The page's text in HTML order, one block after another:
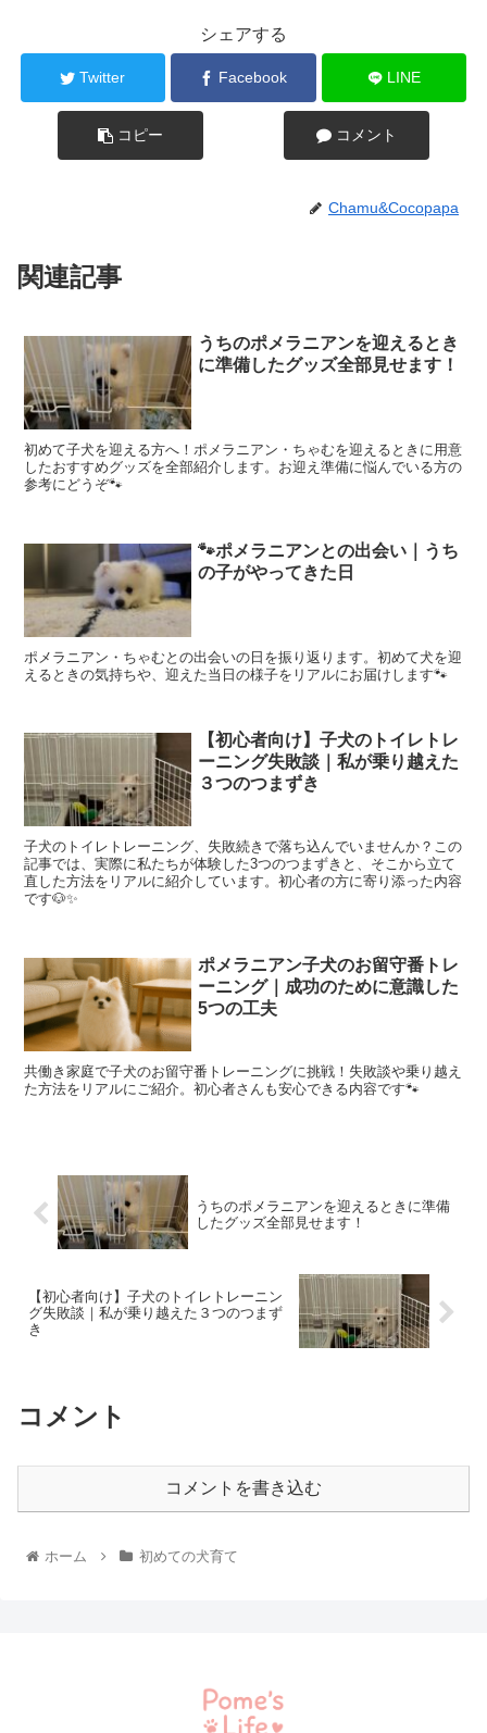
シェアする
Twitter Facebook LINE
コピー コメント
Chamu&Cocopapa
関連記事
うちのポメラニアンを迎えるとき
に準備したグッズ全部見せます！
初めて子犬を迎える方へ！ポメラニアン・ちゃむを迎えるときに用意
したおすすめグッズを全部紹介します。お迎え準備に悩んでいる方の
参考にどうぞ🐾
🐾ポメラニアンとの出会い｜うち
の子がやってきた日
ポメラニアン・ちゃむとの出会いの日を振り返ります。初めて犬を迎
えるときの気持ちや、迎えた当日の様子をリアルにお届けします🐾
【初心者向け】子犬のトイレトレ
ーニング失敗談｜私が乗り越えた
３つのつまずき
子犬のトイレトレーニング、失敗続きで落ち込んでいませんか？この
記事では、実際に私たちが体験した3つのつまずきと、そこから立て
直した方法をリアルに紹介しています。初心者の方に寄り添った内容
です🐶✨
ポメラニアン子犬のお留守番トレ
ーニング｜成功のために意識した
5つの工夫
共働き家庭で子犬のお留守番トレーニングに挑戦！失敗談や乗り越え
た方法をリアルにご紹介。初心者さんも安心できる内容です🐾
うちのポメラニアンを迎えるときに準備
したグッズ全部見せます！
【初心者向け】子犬のトイレトレーニン
グ失敗談｜私が乗り越えた３つのつまず
き
コメント
コメントを書き込む
ホーム 初めての犬育て